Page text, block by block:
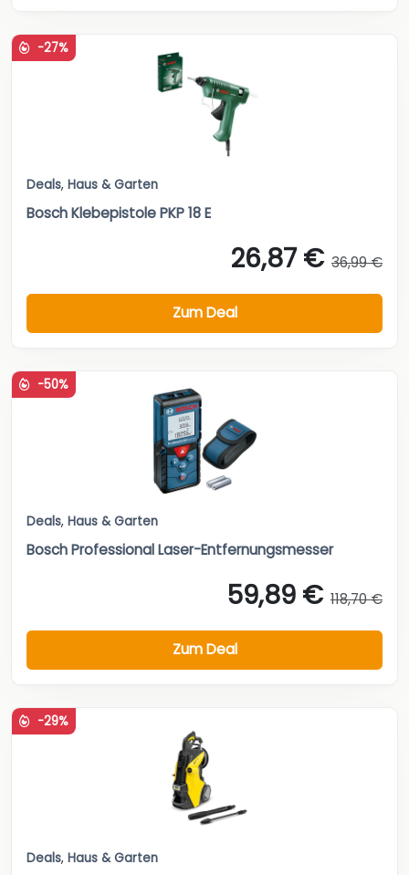
-27%
Deals, Haus & Garten
Bosch Klebepistole PKP 18 E
26,87 € 36,99 €
Zum Deal
-50%
Deals, Haus & Garten
Bosch Professional Laser-Entfernungsmesser
59,89 € 118,70 €
Zum Deal
-29%
Deals, Haus & Garten